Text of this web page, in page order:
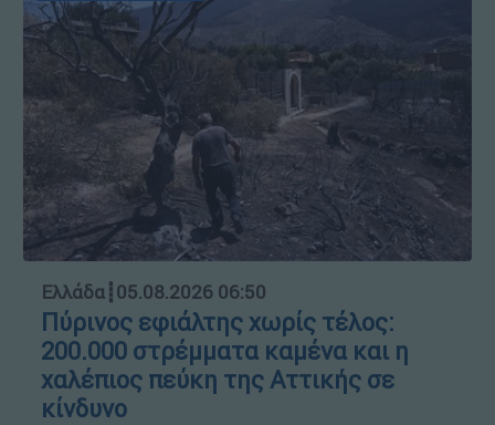
Ελλάδα┋05.08.2026 06:50
Πύρινος εφιάλτης χωρίς τέλος:
200.000 στρέμματα καμένα και η
χαλέπιος πεύκη της Αττικής σε
κίνδυνο